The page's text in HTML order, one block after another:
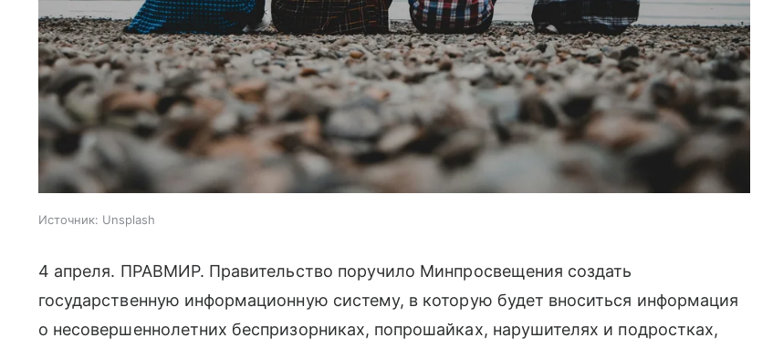
Источник: Unsplash
4 апреля. ПРАВМИР. Правительство поручило Минпросвещения создать
государственную информационную систему, в которую будет вноситься информация
о несовершеннолетних беспризорниках, попрошайках, нарушителях и подростках,